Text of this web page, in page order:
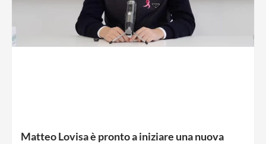
Matteo Lovisa è pronto a iniziare una nuova